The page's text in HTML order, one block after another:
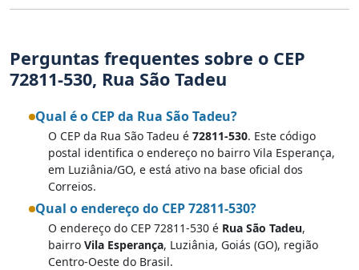
Perguntas frequentes sobre o CEP
72811-530, Rua São Tadeu
Qual é o CEP da Rua São Tadeu?
O CEP da Rua São Tadeu é 72811-530. Este código
postal identifica o endereço no bairro Vila Esperança,
em Luziânia/GO, e está ativo na base oficial dos
Correios.
Qual o endereço do CEP 72811-530?
O endereço do CEP 72811-530 é Rua São Tadeu,
bairro Vila Esperança, Luziânia, Goiás (GO), região
Centro-Oeste do Brasil.